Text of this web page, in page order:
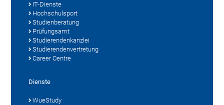
IT-Dienste
Hochschulsport
Studienberatung
Prüfungsamt
Studierendenkanzlei
Studierendenvertretung
Career Centre
Dienste
WueStudy